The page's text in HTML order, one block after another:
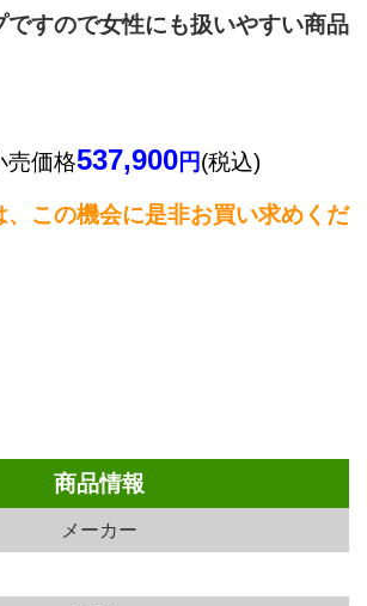
ですので女性にも扱いやすい商品
売価格537,900円(税込)
、この機会に是非お買い求めくだ
商品情報
メーカー